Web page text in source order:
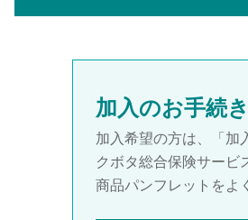
加入のお手続
加入希望の方は、「加
クボタ総合保険サービ
商品パンフレットをよ